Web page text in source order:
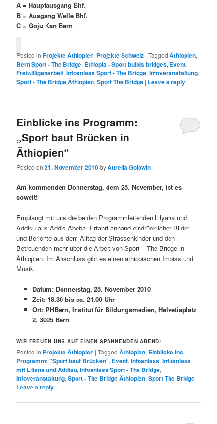
A = Hauptausgang Bhf.
B = Ausgang Welle Bhf.
C = Goju Kan Bern
Posted in Projekte Äthiopien, Projekte Schweiz |Tagged Äthiopien,
Bern Sport - The Bridge, Ethiopia - Sport builds bridges, Event,
Freiwilligenarbeit,Infoanlass Sport - The Bridge,Infoveranstaltung,
Sport - The Bridge Äthiopien,Sport The Bridge | Leave a reply
Einblicke ins Programm:
„Sport baut Brücken in
Äthiopien“
Posted on21. November 2010byAurelia Golowin
Am kommenden Donnerstag, dem 25. November, ist es
soweit!
Empfangt mit uns die beiden Programmleitenden Lilyana und
Addisu aus Addis Abeba. Erfahrt anhand eindrücklicher Bilder
und Berichte aus dem Alltag der Strassenkinder und den
Betreuenden mehr über dieArbeit von Sport – The Bridge in
Äthiopien. Im Anschluss gibt es einen äthiopischen Imbiss und
Musik.
Datum: Donnerstag, 25. November 2010
Zeit: 18.30 bis ca. 21.00 Uhr
Ort: PHBern, Institut für Bildungsmedien, Helvetiaplatz
2, 3005 Bern
WIR FREUEN UNS AUF EINEN SPANNENDEN ABEND!
Posted in Projekte Äthiopien |Tagged Äthiopien, Einblicke ins
Programm: "Sport baut Brücken", Event,Infoanlass,Infoanlass
mit Liliana und Addisu,Infoanlass Sport - The Bridge,
Infoveranstaltung,Sport - The Bridge Äthiopien,Sport The Bridge |
Leave a reply